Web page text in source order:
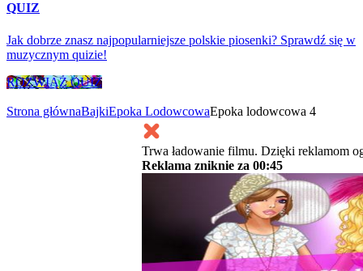
QUIZ
Jak dobrze znasz najpopularniejsze polskie piosenki? Sprawdź się w
muzycznym quizie!
ROZWIĄŻ QUIZ
Strona głównaBajkiEpoka LodowcowaEpoka lodowcowa 4
Trwa ładowanie filmu. Dzięki reklamom
Reklama zniknie za 00:45